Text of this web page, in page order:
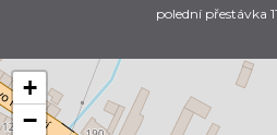
polední přestávka
+
−